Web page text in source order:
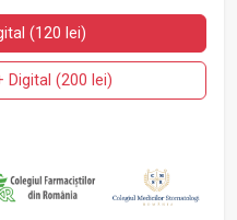
(120 lei)
(200 lei)